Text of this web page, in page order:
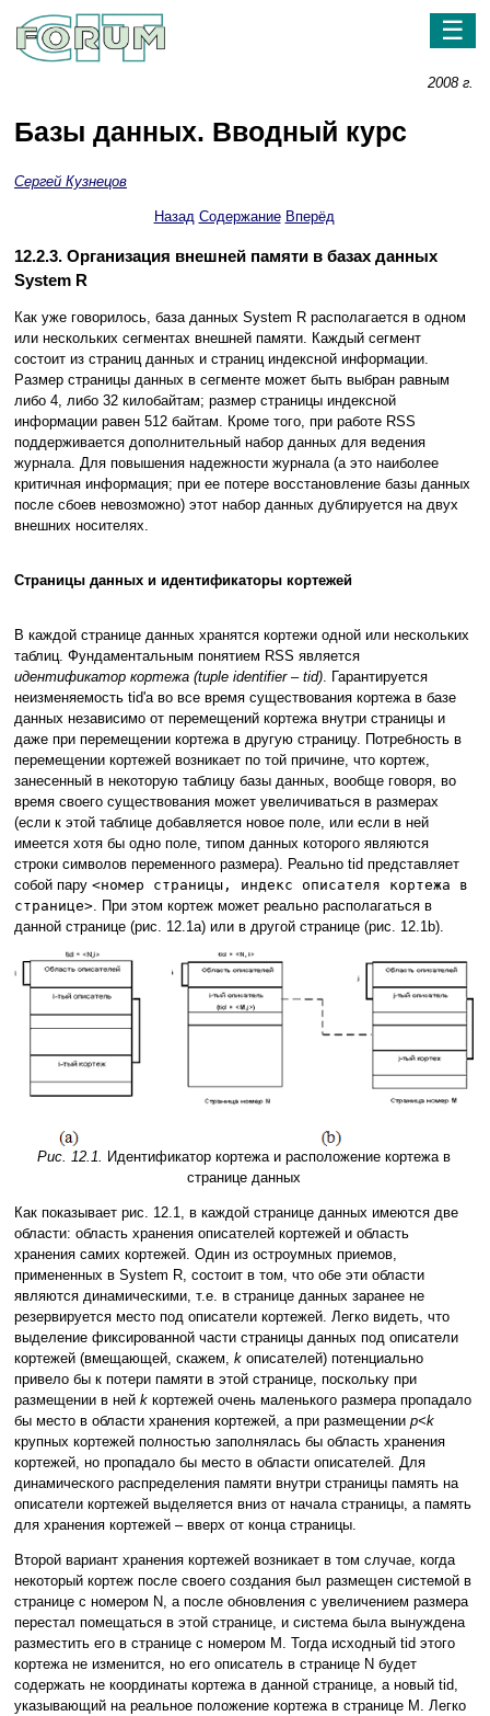
☰
2008 г.
Базы данных. Вводный курс
Сергей Кузнецов
Назад Содержание Вперёд
12.2.3. Организация внешней памяти в базах данных
System R
Как уже говорилось, база данных System R располагается в одном
или нескольких сегментах внешней памяти. Каждый сегмент
состоит из страниц данных и страниц индексной информации.
Размер страницы данных в сегменте может быть выбран равным
либо 4, либо 32 килобайтам; размер страницы индексной
информации равен 512 байтам. Кроме того, при работе RSS
поддерживается дополнительный набор данных для ведения
журнала. Для повышения надежности журнала (а это наиболее
критичная информация; при ее потере восстановление базы данных
после сбоев невозможно) этот набор данных дублируется на двух
внешних носителях.
Страницы данных и идентификаторы кортежей
В каждой странице данных хранятся кортежи одной или нескольких
таблиц. Фундаментальным понятием RSS является
идентификатор кортежа (tuple identifier – tid). Гарантируется
неизменяемость tid'а во все время существования кортежа в базе
данных независимо от перемещений кортежа внутри страницы и
даже при перемещении кортежа в другую страницу. Потребность в
перемещении кортежей возникает по той причине, что кортеж,
занесенный в некоторую таблицу базы данных, вообще говоря, во
время своего существования может увеличиваться в размерах
(если к этой таблице добавляется новое поле, или если в ней
имеется хотя бы одно поле, типом данных которого являются
строки символов переменного размера). Реально tid представляет
собой пару <номер страницы, индекс описателя кортежа в
странице>. При этом кортеж может реально располагаться в
данной странице (рис. 12.1a) или в другой странице (рис. 12.1b).
Рис. 12.1. Идентификатор кортежа и расположение кортежа в
странице данных
Как показывает рис. 12.1, в каждой странице данных имеются две
области: область хранения описателей кортежей и область
хранения самих кортежей. Один из остроумных приемов,
примененных в System R, состоит в том, что обе эти области
являются динамическими, т.е. в странице данных заранее не
резервируется место под описатели кортежей. Легко видеть, что
выделение фиксированной части страницы данных под описатели
кортежей (вмещающей, скажем, k описателей) потенциально
привело бы к потери памяти в этой странице, поскольку при
размещении в ней k кортежей очень маленького размера пропадало
бы место в области хранения кортежей, а при размещении p<k
крупных кортежей полностью заполнялась бы область хранения
кортежей, но пропадало бы место в области описателей. Для
динамического распределения памяти внутри страницы память на
описатели кортежей выделяется вниз от начала страницы, а память
для хранения кортежей – вверх от конца страницы.
Второй вариант хранения кортежей возникает в том случае, когда
некоторый кортеж после своего создания был размещен системой в
странице с номером N, а после обновления с увеличением размера
перестал помещаться в этой странице, и система была вынуждена
разместить его в странице с номером M. Тогда исходный tid этого
кортежа не изменится, но его описатель в странице N будет
содержать не координаты кортежа в данной странице, а новый tid,
указывающий на реальное положение кортежа в странице M. Легко